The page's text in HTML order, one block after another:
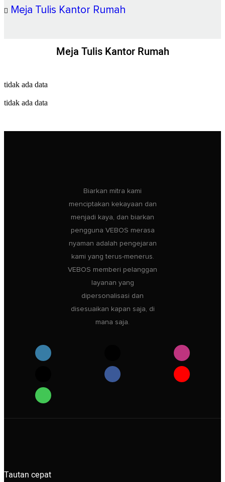
Meja Tulis Kantor Rumah
Meja Tulis Kantor Rumah
tidak ada data
tidak ada data
Biarkan mitra kami
menciptakan kekayaan dan
menjadi kaya, dan biarkan
pengguna VEBOS merasa
nyaman adalah pengejaran
kami yang terus-menerus.
VEBOS memberi pelanggan
layanan yang
dipersonalisasi dan
disesuaikan kapan saja, di
mana saja.
Tautan cepat